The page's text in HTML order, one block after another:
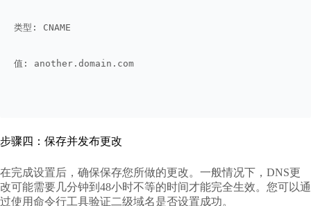
类型: CNAME
值: another.domain.com
步骤四：保存并发布更改
在完成设置后，确保保存您所做的更改。一般情况下，DNS更
改可能需要几分钟到48小时不等的时间才能完全生效。您可以通
过使用命令行工具验证二级域名是否设置成功。